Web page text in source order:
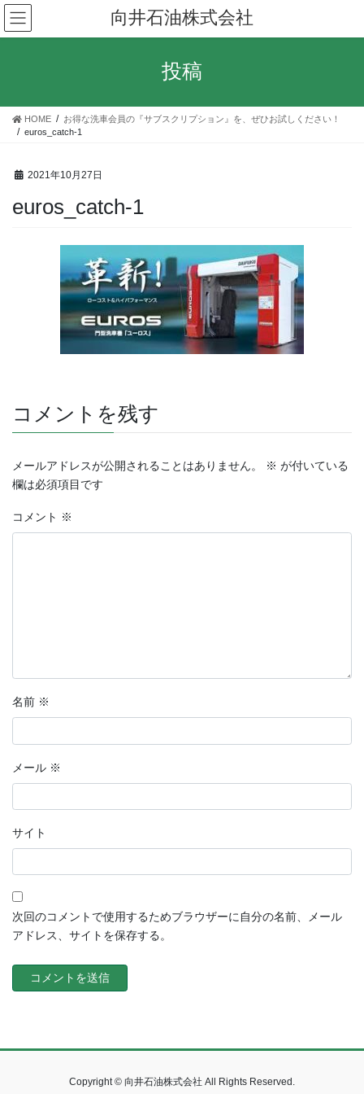
コ
ン
テ
ス
ナ
ビ
ゲ
ン
向井石油株式会社
投稿
HOME
お得な洗車会員の『サブスクリプション』を、ぜひお試しください！
euros_catch-1
2021年10月27日
euros_catch-1
コメントを残す
メールアドレスが公開されることはありません。 ※ が付いている
欄は必須項目です
コメント ※
名前 ※
メール ※
サイト
次回のコメントで使用するためブラウザーに自分の名前、メール
アドレス、サイトを保存する。
Copyright © 向井石油株式会社 All Rights Reserved.